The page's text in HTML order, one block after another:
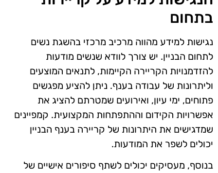
בתחום
נגישות למידע מהווה מרכיב מרכזי בהשגת נשים
לתחום הבניין. יש צורך לוודא שנשים מודעות
להזדמנויות הקריירה הקיימות, לתנאים המוצעים
וליתרונות של עבודה בענף. ניתן להציע מפגשים
פתוחים, ימי עיון, ואירועים שמטרתם להציג את
אפשרויות הקידום וההתפתחות המקצועית. קמפיינים
שמדגישים את היתרונות של קריירה בענף הבניין
יכולים לשפר את המודעות.
בנוסף, מעסיקים יכולים לשתף סיפורים אישיים של